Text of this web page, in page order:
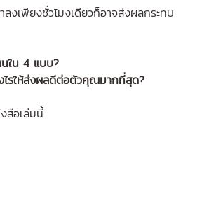
ลงเพียงชั่วโมงเดียวก็อาจส่งผลกระทบ
ใน 4 แบบ?
งไรให้ส่งผลดีต่อตัวคุณมากที่สุด?
สือเล่มนี้